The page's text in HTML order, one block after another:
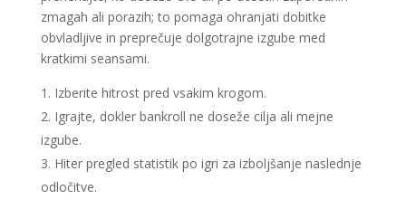
zmagah ali porazih; to pomaga ohranjati dobitke
obvladljive in preprečuje dolgotrajne izgube med
kratkimi seansami.
Izberite hitrost pred vsakim krogom.
Igrajte, dokler bankroll ne doseže cilja ali mejne
izgube.
Hiter pregled statistik po igri za izboljšanje naslednje
odločitve.